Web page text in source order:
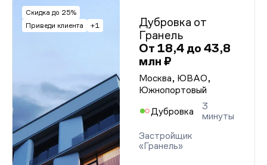
Скидка до 25%
Приведи клиента
+1
Дубровка от
Гранель
От 18,4 до 43,8
млн ₽
Москва, ЮВАО,
Южнопортовый
Дубровка
3
минуты
Застройщик
«Гранель»